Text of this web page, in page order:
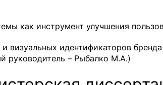
как инструмент улучшения
визуальных идентификаторов
руководитель – Рыбалко М.А.)